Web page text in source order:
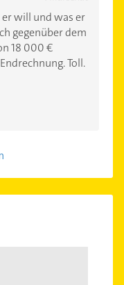
er will und was er
gegenüber dem
18 000 €
Toll.